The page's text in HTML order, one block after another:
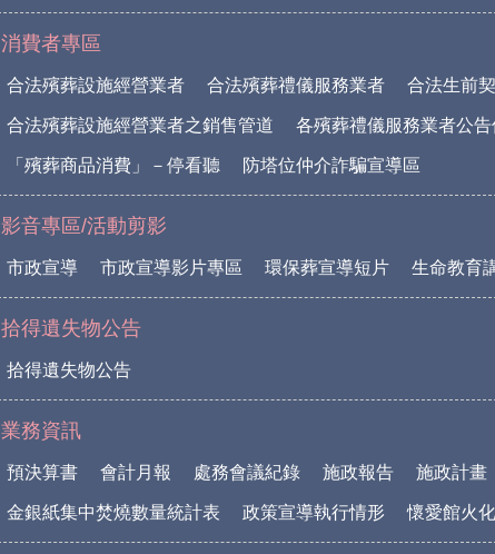
消費者專區
合法殯葬設施經營業者 合法殯葬禮儀服務業者 合法生前
合法殯葬設施經營業者之銷售管道 各殯葬禮儀服務業者公告
「殯葬商品消費」－停看聽 防塔位仲介詐騙宣導區
影音專區/活動剪影
市政宣導 市政宣導影片專區 環保葬宣導短片 生命教育
拾得遺失物公告
拾得遺失物公告
業務資訊
預決算書 會計月報 處務會議紀錄 施政報告 施政計畫
金銀紙集中焚燒數量統計表 政策宣導執行情形 懷愛館火